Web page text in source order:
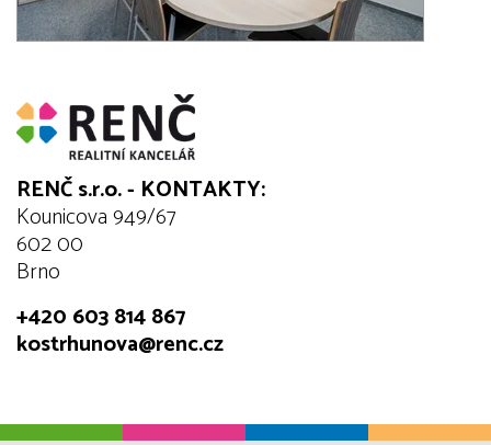
RENČ s.r.o. - KONTAKTY:
Kounicova 949/67
602 00
Brno
+420 603 814 867
kostrhunova@renc.cz